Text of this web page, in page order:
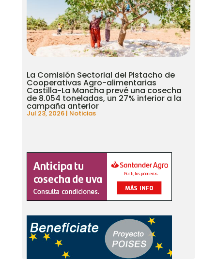
La Comisión Sectorial del Pistacho de
Cooperativas Agro-alimentarias
Castilla-La Mancha prevé una cosecha
de 8.054 toneladas, un 27% inferior a la
campaña anterior
Jul 23, 2026| Noticias